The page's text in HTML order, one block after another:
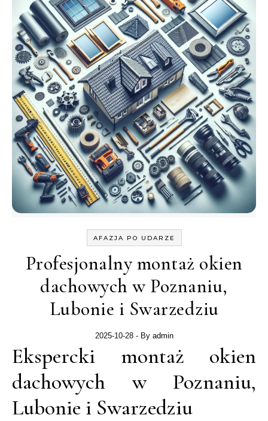
AFAZJA PO UDARZE
Profesjonalny montaż okien
dachowych w Poznaniu,
Lubonie i Swarzedziu
2025-10-28 - By admin
Ekspercki montaż okien
dachowych w Poznaniu,
Lubonie i Swarzedziu